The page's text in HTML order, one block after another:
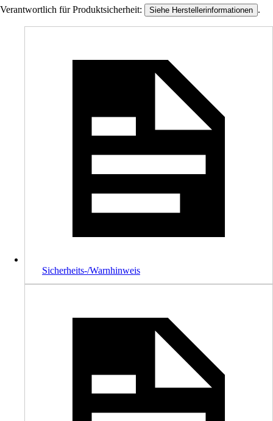
Verantwortlich für Produktsicherheit: Siehe Herstellerinformationen .
Sicherheits-/Warnhinweis